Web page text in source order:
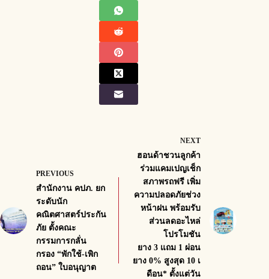
PREVIOUS
สำนักงาน คปภ. ยก
ระดับนัก
คณิตศาสตร์ประกัน
ภัย ตั้งคณะ
กรรมการกลั่น
กรอง “พักใช้-เพิก
ถอน” ใบอนุญาต
NEXT
ฮอนด้าชวนลูกค้า
ร่วมแคมเปญเช็ก
สภาพรถฟรี เพิ่ม
ความปลอดภัยช่วง
หน้าฝน พร้อมรับ
ส่วนลดอะไหล่
โปรโมชัน
ยาง 3 แถม 1 ผ่อน
ยาง 0% สูงสุด 10 เ
ดือน* ตั้งแต่วัน